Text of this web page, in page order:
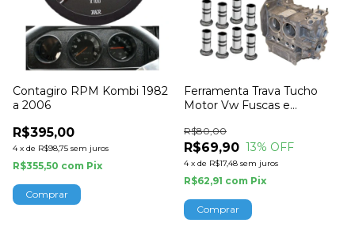
Contagiro RPM Kombi 1982
a 2006
R$395,00
4 x de R$98,75 sem juros
R$355,50 com Pix
Ferramenta Trava Tucho
Motor Vw Fuscas e
R$69,90
R$80,00
13% OFF
4 x de R$17,48 sem juros
R$62,91 com Pix